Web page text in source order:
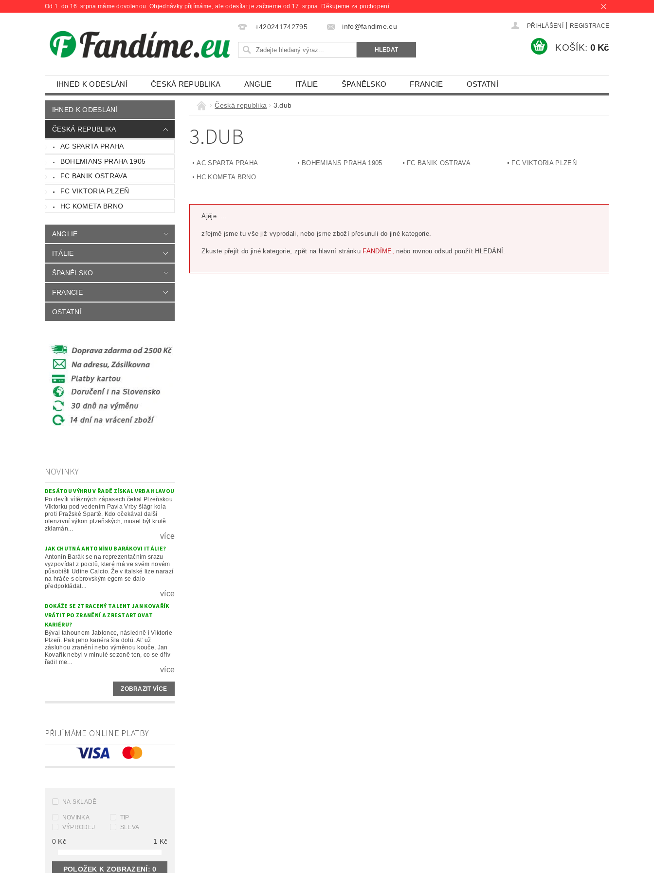
Od 1. do 16. srpna máme dovolenou. Objednávky přijímáme, ale odesílat je začneme od 17. srpna. Děkujeme za pochopení.
+420241742795 info@fandime.eu PŘIHLÁŠENÍ REGISTRACE
KOŠÍK: 0 Kč
IHNED K ODESLÁNÍ ČESKÁ REPUBLIKA ANGLIE ITÁLIE ŠPANĚLSKO FRANCIE OSTATNÍ
OBCHODNÍ PODMÍNKY KONTAKTY
IHNED K ODESLÁNÍ
ČESKÁ REPUBLIKA
AC SPARTA PRAHA
BOHEMIANS PRAHA 1905
FC BANIK OSTRAVA
FC VIKTORIA PLZEŇ
HC KOMETA BRNO
ANGLIE
ITÁLIE
ŠPANĚLSKO
FRANCIE
OSTATNÍ
NOVINKY
DESÁTOU VÝHRU V ŘADĚ ZÍSKAL VRBA HLAVOU
Po devíti vítězných zápasech čekal Plzeňskou
Viktorku pod vedením Pavla Vrby šlágr kola
proti Pražské Spartě. Kdo očekával další
ofenzivní výkon plzeňských, musel být krutě
zklamán...
více
JAK CHUTNÁ ANTONÍNU BARÁKOVI ITÁLIE?
Antonín Barák se na reprezentačním srazu
vyzpovídal z pocitů, které má ve svém novém
působišti Udine Calcio. Že v italské lize narazí
na hráče s obrovským egem se dalo
předpokládat...
více
DOKÁŽE SE ZTRACENÝ TALENT JAN KOVAŘÍK
VRÁTIT PO ZRANĚNÍ A ZRESTARTOVAT
KARIÉRU?
Býval tahounem Jablonce, následně i Viktorie
Plzeň. Pak jeho kariéra šla dolů. Ať už
zásluhou zranění nebo výměnou kouče, Jan
Kovařík nebyl v minulé sezoně ten, co se dřív
řadil me...
více
ZOBRAZIT VÍCE
PŘIJÍMÁME ONLINE PLATBY
NA SKLADĚ
NOVINKA
TIP
VÝPRODEJ
SLEVA
0 Kč 1 Kč
POLOŽEK K ZOBRAZENÍ:0
Česká republika 3.dub
3.DUB
AC SPARTA PRAHA BOHEMIANS PRAHA 1905 FC BANIK OSTRAVA
FC VIKTORIA PLZEŇ
HC KOMETA BRNO
Ajéje ....
zřejmě jsme tu vše již vyprodali, nebo jsme zboží přesunuli do jiné kategorie.
Zkuste přejít do jiné kategorie, zpět na hlavní stránku FANDÍME, nebo rovnou odsud použít HLEDÁNÍ.